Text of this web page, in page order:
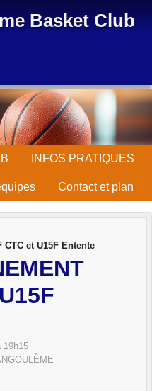
Basket Club
INFOS PRATIQUES
Contact et plan
CTC et U15F Entente
19h15